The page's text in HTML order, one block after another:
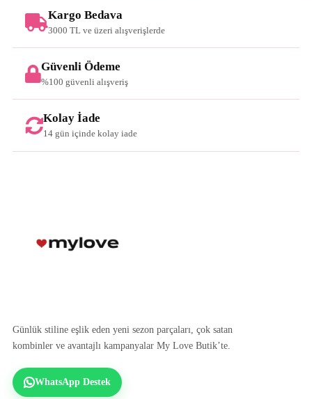
Kargo Bedava
3000 TL ve üzeri alışverişlerde
Güvenli Ödeme
%100 güvenli alışveriş
Kolay İade
14 gün içinde kolay iade
Günlük stiline eşlik eden yeni sezon parçaları, çok satan
kombinler ve avantajlı kampanyalar My Love Butik’te.
WhatsApp Destek